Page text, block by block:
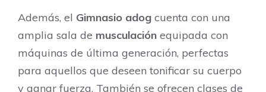
Además, el Gimnasio adog cuenta con una
amplia sala de musculación equipada con
máquinas de última generación, perfectas
para aquellos que deseen tonificar su cuerpo
y ganar fuerza. También se ofrecen clases de